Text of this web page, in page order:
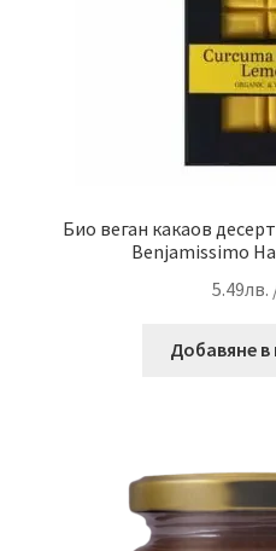
Био веган какаов
Benjamissimo
5.49лв.
Добавяне